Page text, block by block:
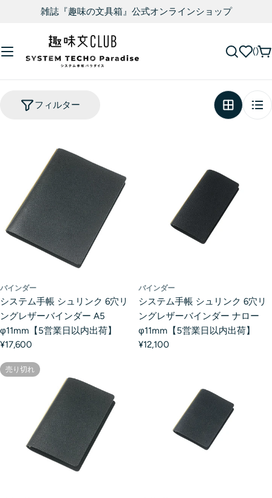
雑誌『趣味の文具箱』公式オンラインショップ
フィルター
バインダー
システム手帳 シュリンク 6穴リ
ングレザーバインダー A5
φ11mm【5営業日以内出荷】
¥17,600
バインダー
システム手帳 シュリンク 6穴リ
ングレザーバインダー ナロー
φ11mm【5営業日以内出荷】
¥12,100
売り切れ